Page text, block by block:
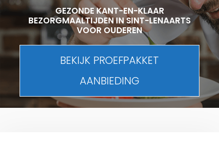
GEZONDE KANT-EN-KLAAR
BEZORGMAALTIJDEN IN SINT-LENAARTS
VOOR OUDEREN
BEKIJK PROEFPAKKET
AANBIEDING